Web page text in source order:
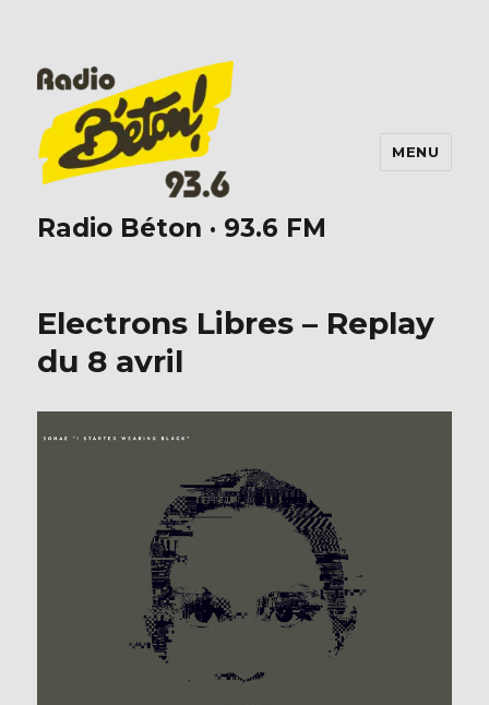
Radio Béton · 93.6 FM
MENU
Electrons Libres – Replay
du 8 avril